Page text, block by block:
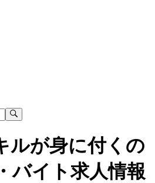
ルが身に付く の
バイト求人情報